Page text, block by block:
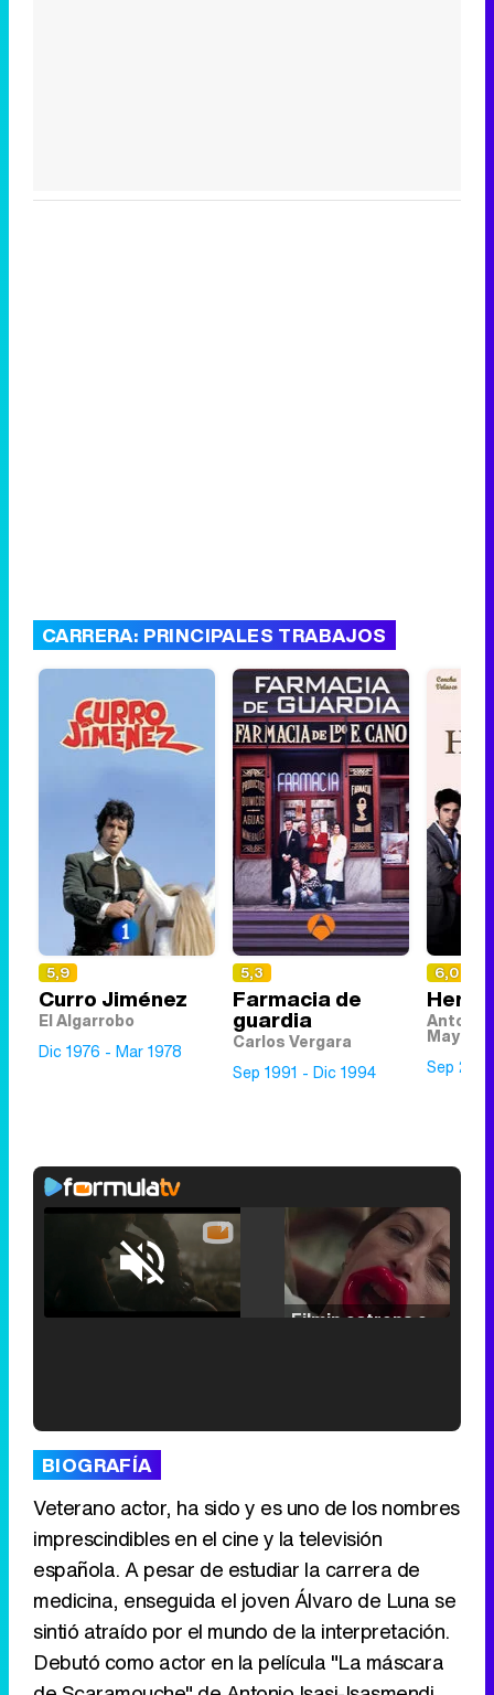
CARRERA: PRINCIPALES TRABAJOS
5,9
Curro Jiménez
El Algarrobo
Dic 1976 - Mar 1978
5,3
Farmacia de
guardia
Carlos Vergara
Sep 1991 - Dic 1994
6,0
Antonio
Mayoral
Sep
Unmute /
Loaded
25.30%
BIOGRAFÍA
Veterano actor, ha sido y es uno de los nombres
imprescindibles en el cine y la televisión
española. A pesar de estudiar la carrera de
medicina, enseguida el joven Álvaro de Luna se
sintió atraído por el mundo de la interpretación.
Debutó como actor en la película "La máscara